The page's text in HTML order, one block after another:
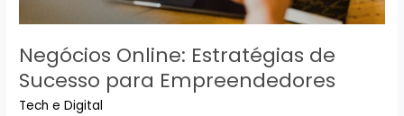
Negócios Online: Estratégias de
Sucesso para Empreendedores
Tech e Digital